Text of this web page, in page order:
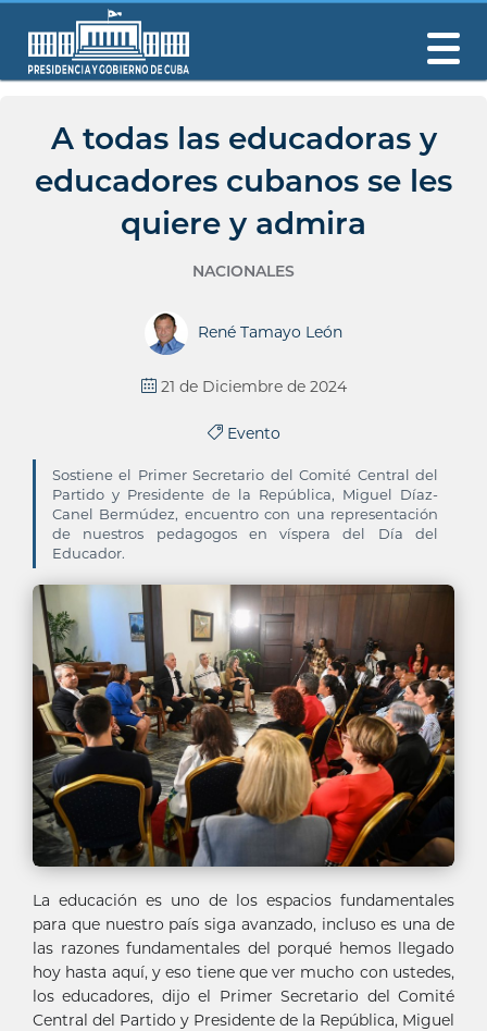
A todas las educadoras y
educadores cubanos se les
quiere y admira
NACIONALES
René Tamayo León
21 de Diciembre de 2024
Evento
Sostiene el Primer Secretario del Comité Central del
Partido y Presidente de la República, Miguel Díaz-
Canel Bermúdez, encuentro con una representación
de nuestros pedagogos en víspera del Día del
Educador.
La educación es uno de los espacios fundamentales
para que nuestro país siga avanzado, incluso es una de
las razones fundamentales del porqué hemos llegado
hoy hasta aquí, y eso tiene que ver mucho con ustedes,
los educadores, dijo el Primer Secretario del Comité
Central del Partido y Presidente de la República, Miguel